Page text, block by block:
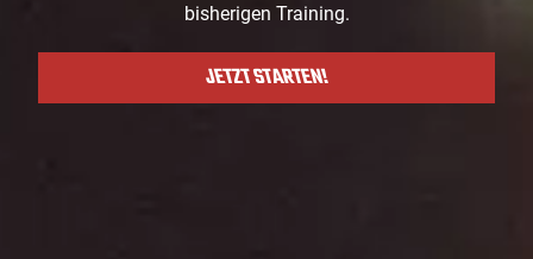
bisherigen Training.
JETZT STARTEN!